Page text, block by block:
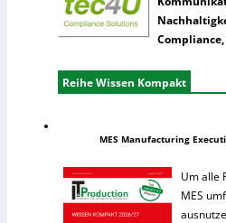
Compliance,
Reihe Wissen Kompakt
MES Manufacturing
Um alle
MES